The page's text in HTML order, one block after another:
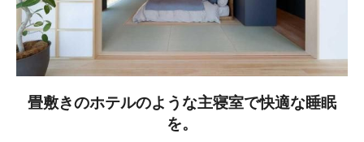
畳敷きのホテルのような主寝室で快適な睡眠
を。